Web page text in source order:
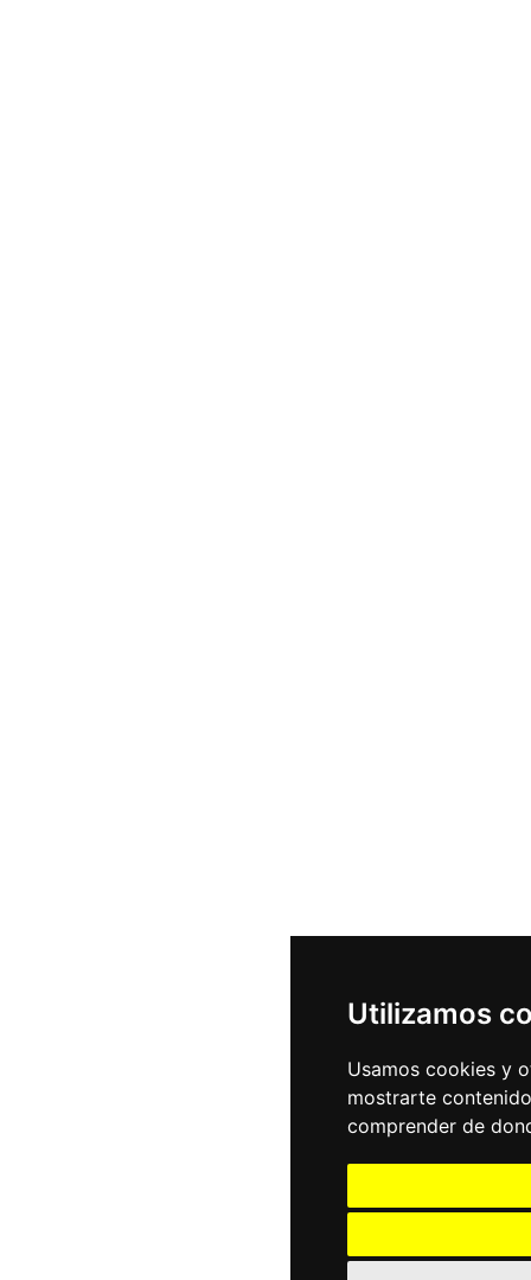
Utilizamos
Usamos cookies y
mostrarte
comprender de